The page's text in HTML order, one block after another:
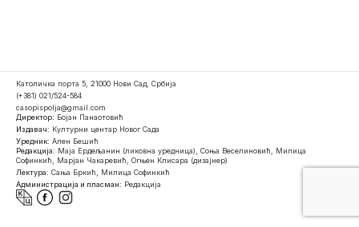
Католичка порта 5, 21000 Нови Сад, Србија
(+381) 021/524-584
casopispolja@gmail.com
Директор: Бојан Панаотовић
Издавач: Културни центар Новог Сада
Уредник: Ален Бешић
Редакција: Маја Ердељанин (ликовна уредница), Соња Веселиновић, Милица
Софинкић, Марјан Чакаревић, Огњен Клисара (дизајнер)
Лектура: Сања Бркић, Милица Софинкић
Администрација и пласман: Редакција